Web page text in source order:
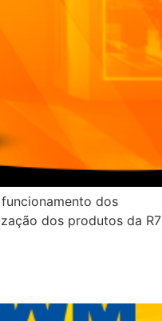
dos
dos produtos da R7